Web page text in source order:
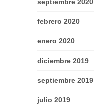
febrero 2020
enero 2020
diciembre 2019
septiembre 2019
julio 2019